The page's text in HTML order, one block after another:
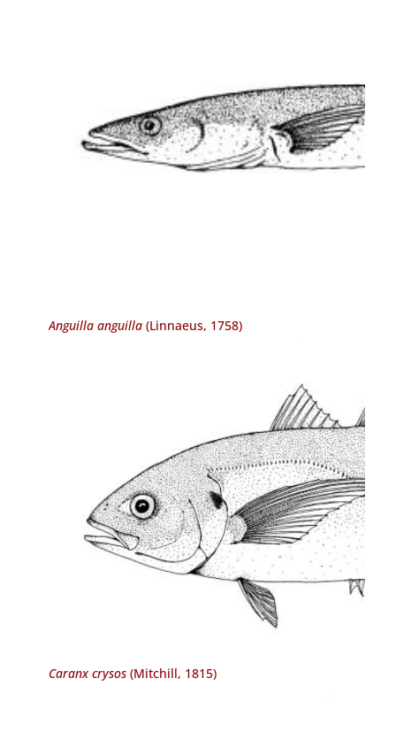
Anguilla anguilla(Linnaeus, 1758)
Caranx crysos(Mitchill, 1815)